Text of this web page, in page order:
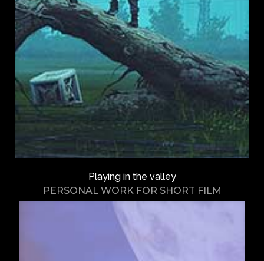
Playing in the valley
PERSONAL WORK FOR SHORT FILM